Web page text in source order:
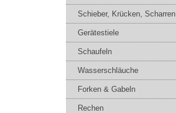
Schieber, Krücken, Scharren
Gerätestiele
Schaufeln
Wasserschläuche
Forken & Gabeln
Rechen